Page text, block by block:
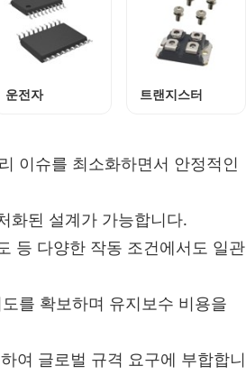
운전자 트랜지스터
이슈를 최소화하면서 안정적인
화된 설계가 가능합니다.
등 다양한 작동 조건에서도 일관
를 확보하며 유지보수 비용을
여 글로벌 규격 요구에 부합합니